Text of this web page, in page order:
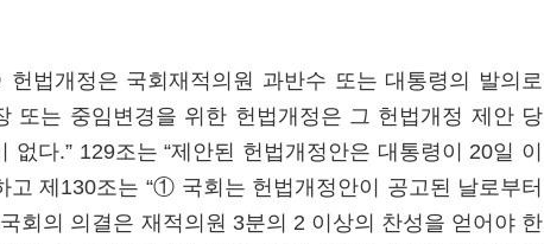
법개정은 국회재적의원 과반수 또는 대통령의 발의로
또는 중임변경을 위한 헌법개정은 그 헌법개정 제안 당
다.” 129조는 “제안된 헌법개정안은 대통령이 20일 이
고 제130조는 “① 국회는 헌법개정안이 공고된 날로부터
회의 의결은 재적의원 3분의 2 이상의 찬성을 얻어야 한